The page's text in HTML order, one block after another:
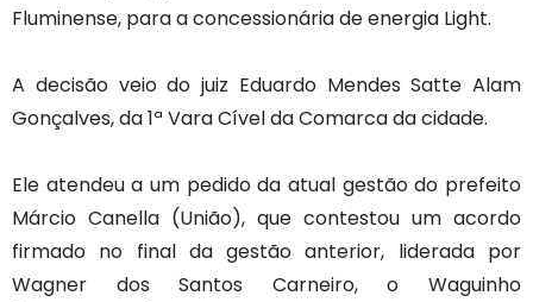
Fluminense, para a concessionária de energia Light.
A decisão veio do juiz Eduardo Mendes Satte Alam
Gonçalves, da 1ª Vara Cível da Comarca da cidade.
Ele atendeu a um pedido da atual gestão do prefeito
Márcio Canella (União), que contestou um acordo
firmado no final da gestão anterior, liderada por
Wagner dos Santos Carneiro, o Waguinho